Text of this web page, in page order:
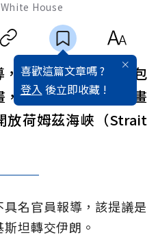
House
喜歡這篇文章嗎 ?
登入 後立即收藏 !
美國已向伊朗 提出包
其中包括對其核計畫
放荷姆茲海峽（Strait
具名官員報導，該提議是
坦轉交伊朗。